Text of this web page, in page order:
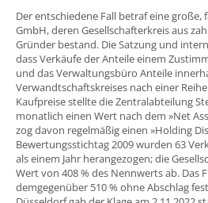
Der entschiedene Fall betraf eine
GmbH, deren Gesellschafterkreis aus
Gründer bestand. Die Satzung und
dass Verkäufe der Anteile einem
und das Verwaltungsbüro Anteile
Verwandtschaftskreises nach einer
Kaufpreise stellte die Zentralabteilung
monatlich einen Wert nach dem »Net
zog davon regelmäßig einen »Holding
Bewertungsstichtag 2009 wurden 63
als einem Jahr herangezogen; die
Wert von 408 % des Nennwerts ab. Das
demgegenüber 510 % ohne Abschlag